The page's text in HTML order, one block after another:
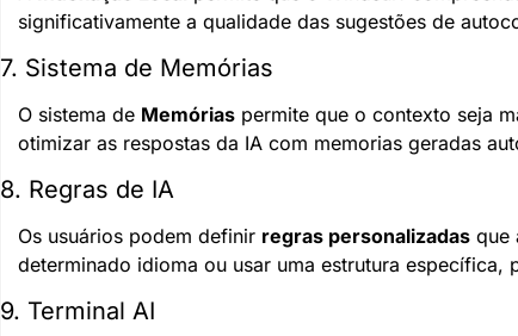
significativamente a qualidade das sugestões de
7. Sistema de Memórias
O sistema de Memórias permite que o contexto seja
otimizar as respostas da IA com memorias geradas
8. Regras de IA
Os usuários podem definir regras personalizadas que
determinado idioma ou usar uma estrutura
9. Terminal AI